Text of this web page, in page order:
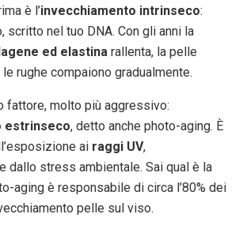
è l’invecchiamento intrinseco:
scritto nel tuo DNA. Con gli anni la
ed elastina rallenta, la pelle
rughe compaiono gradualmente.
fattore, molto più aggressivo:
estrinseco, detto anche photo-aging. È
ai raggi UV,
dallo stress ambientale. Sai qual è la
aging è responsabile di circa l’80% dei
pelle sul viso.